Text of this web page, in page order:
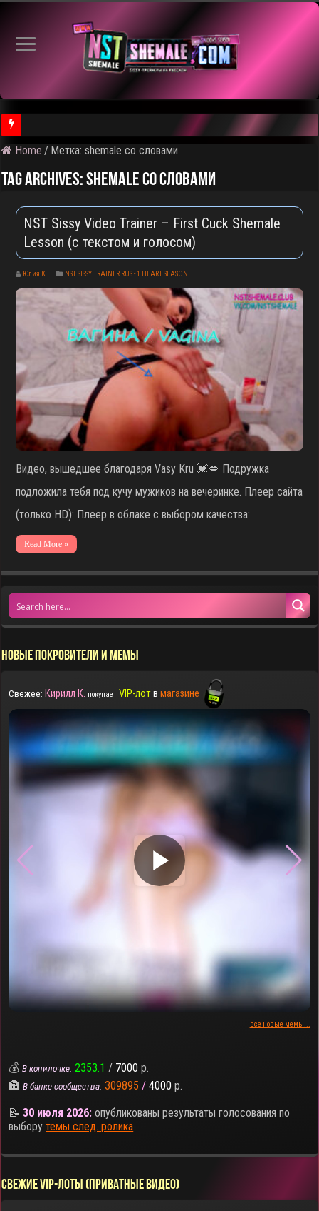
⚠️ Результаты голосования и тема следующего откртытого
Home / Метка:shemale со словами
Tag Archives:shemale со словами
NST Sissy Video Trainer – First Cuck Shemale
Lesson (с текстом и голосом)
Юлия К. NST SISSY TRAINER RUS - 1 HEART SEASON
Видео, вышедшее благодаря Vasy Kru 💓💋 Подружка
подложила тебя под кучу мужиков на вечеринке. Плеер сайта
(только HD): Плеер в облаке с выбором качества:
Read More »
НОВЫЕ ПОКРОВИТЕЛИ И МЕМЫ
Свежее: Кирилл К. покупает VIP-лотвмагазине
▶
все новые мемы...
💰В копилочке: 2353.1 / 7000 р.
🏦В банке сообщества: 309895 / 4000 р.
📝30 июля 2026: опубликованы результаты голосования по
выборутемы след. ролика
СВЕЖИЕ VIP-ЛОТЫ (ПРИВАТНЫЕ ВИДЕО)